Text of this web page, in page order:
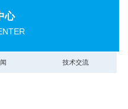
心
技术交流